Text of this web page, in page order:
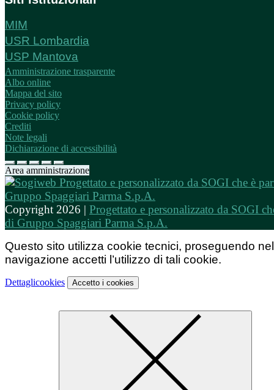
MIM
USR Lombardia
USP Mantova
Amministrazione trasparente
Albo online
Mappa del sito
Privacy policy
Cookie policy
Crediti
Note legali
Dichiarazione di accessibilità
Area amministrazione
Copyright 2026 | Progettato e personalizzato da SOGI
di Gruppo Spaggiari Parma S.p.A.
Questo sito utilizza cookie tecnici, proseguendo
navigazione accetti l’utilizzo di tali cookie.
Dettaglicookies Accetto i cookies